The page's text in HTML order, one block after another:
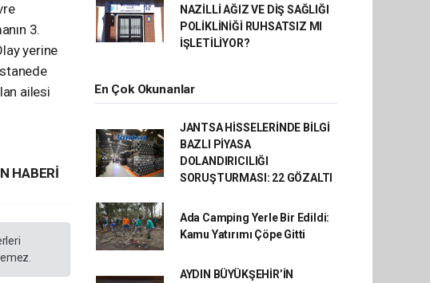
3.
yerine
ailesi
HABERİ
NAZİLLİ AĞIZ VE DİŞ SAĞLIĞI
POLİKLİNİĞİ RUHSATSIZ MI
İŞLETİLİYOR?
En Çok Okunanlar
JANTSA HİSSELERİNDE BİLGİ
BAZLI PİYASA
DOLANDIRICILIĞI
SORUŞTURMASI: 22 GÖZALTI
Ada Camping Yerle Bir Edildi:
Kamu Yatırımı Çöpe Gitti
AYDIN BÜYÜKŞEHİR’İN